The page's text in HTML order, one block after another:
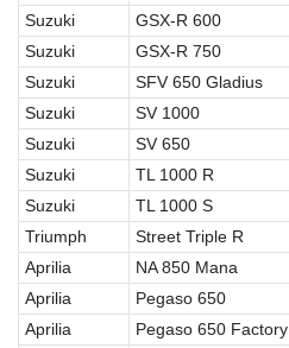
Suzuki
GSX-R 600
Suzuki
GSX-R 750
Suzuki
SFV 650 Gladius
Suzuki
SV 1000
Suzuki
SV 650
Suzuki
TL 1000 R
Suzuki
TL 1000 S
Triumph
Street Triple R
Aprilia
NA 850 Mana
Aprilia
Pegaso 650
Aprilia
Pegaso 650 Factory